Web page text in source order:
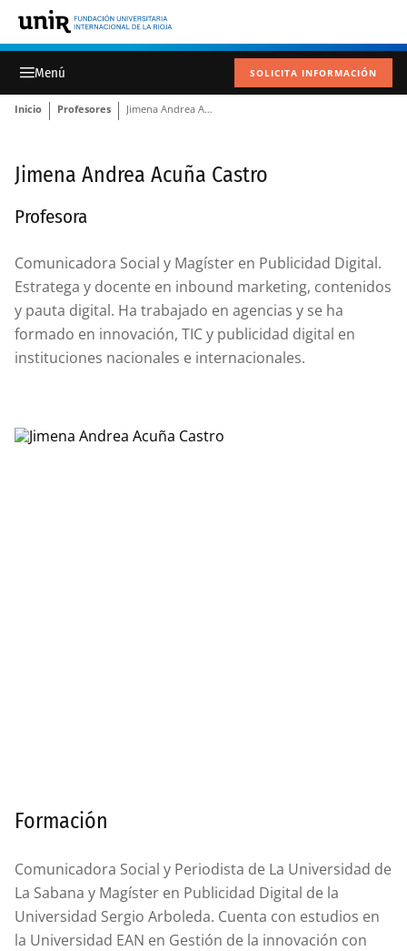
SOLICITA INFORMACIÓN
Inicio Profesores Jimena Andrea Acuña Castro
Jimena Andrea Acuña Castro
Profesora
Comunicadora Social y Magíster en Publicidad Digital.
Estratega y docente en inbound marketing, contenidos
y pauta digital. Ha trabajado en agencias y se ha
formado en innovación, TIC y publicidad digital en
instituciones nacionales e internacionales.
Formación
Comunicadora Social y Periodista de La Universidad de
La Sabana y Magíster en Publicidad Digital de la
Universidad Sergio Arboleda. Cuenta con estudios en
la Universidad EAN en Gestión de la innovación con